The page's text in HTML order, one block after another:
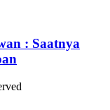
: Saatnya